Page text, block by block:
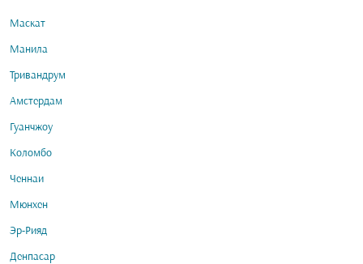
Маскат
Манила
Тривандрум
Амстердам
Гуанчжоу
Коломбо
Ченнаи
Мюнхен
Эр-Рияд
Денпасар